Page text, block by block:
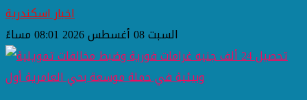
اخبار اسكندرية
السبت 08 أغسطس 2026 08:01 مساءً